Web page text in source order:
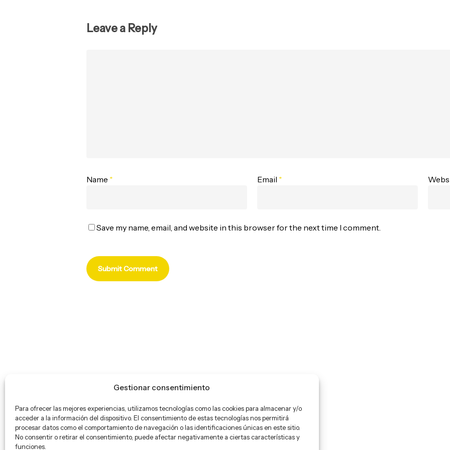
Gestionar consentimiento
Para ofrecer las mejores experiencias, utilizamos tecnologías como las cookies para almacenar y/o
acceder a la información del dispositivo. El consentimiento de estas tecnologías nos permitirá
procesar datos como el comportamiento de navegación o las identificaciones únicas en este sitio.
No consentir o retirar el consentimiento, puede afectar negativamente a ciertas características y
funciones.
Leave a Reply
Name * Email *
Save my name, email, and website in this browser for the next time I comment.